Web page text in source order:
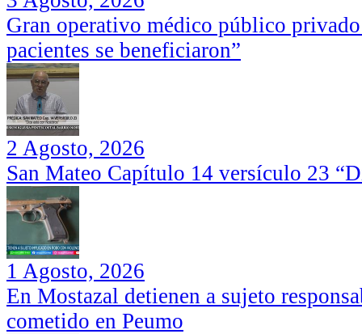
Gran operativo médico público
pacientes se beneficiaron”
2 Agosto, 2026
San Mateo Capítulo 14 versículo 23
1 Agosto, 2026
En Mostazal detienen a sujeto
cometido en Peumo